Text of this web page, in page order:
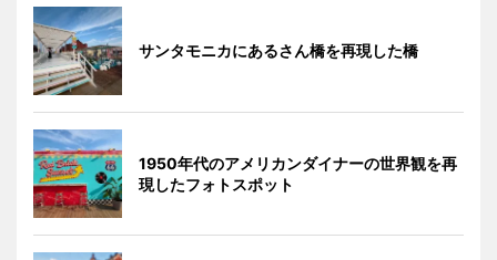
サンタモニカにあるさん橋を再現した橋
1950年代のアメリカンダイナーの世界観を再
現したフォトスポット